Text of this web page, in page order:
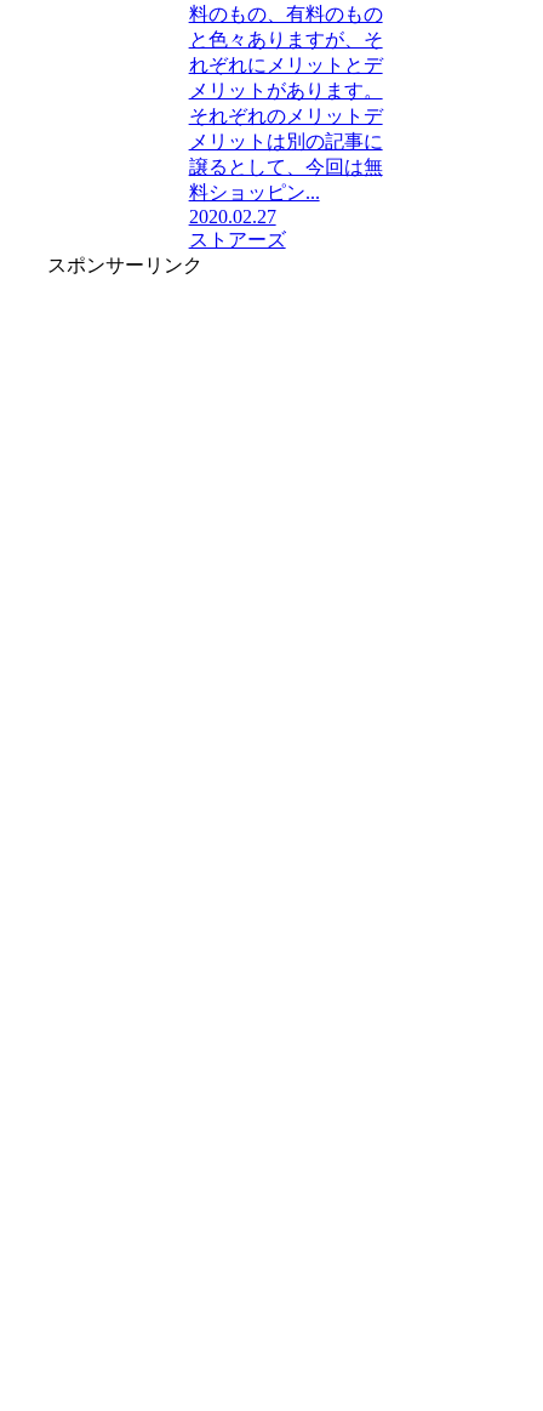
料のもの、有料のもの
と色々ありますが、そ
れぞれにメリットとデ
メリットがあります。
それぞれのメリットデ
メリットは別の記事に
譲るとして、今回は無
料ショッピン...
2020.02.27
ストアーズ
スポンサーリンク